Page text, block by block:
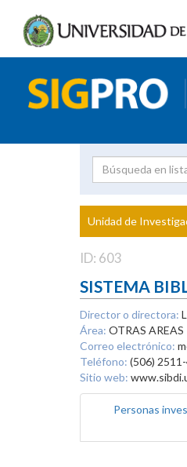
Proyecto
Unidad de
ID: 603
SISTEMA
Director o directora:
Área: OTRAS AREAS
Correo electrónico:
Teléfono: (506)
Sitio web:
Personas